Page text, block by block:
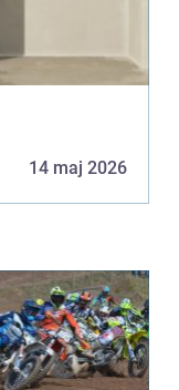
14 maj 2026